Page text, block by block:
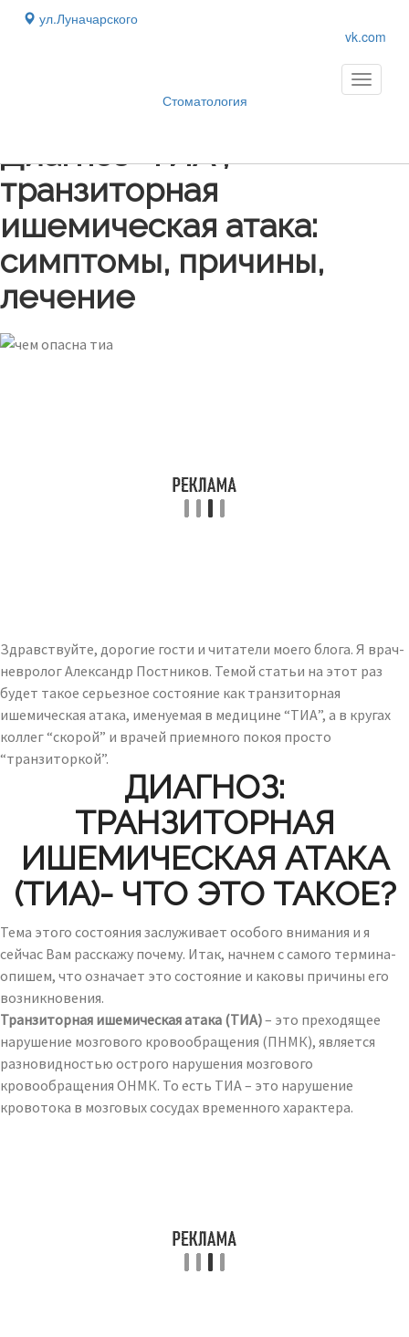
ул.Луначарского
vk.com
Стоматология
Toggle
Диагноз “ТИА”,
транзиторная
ишемическая атака:
симптомы, причины,
лечение
Здравствуйте, дорогие гости и читатели моего блога. Я врач-
невролог Александр Постников. Темой статьи на этот раз
будет такое серьезное состояние как транзиторная
ишемическая атака, именуемая в медицине “ТИА”, а в кругах
коллег “скорой” и врачей приемного покоя просто
“транзиторкой”.
ДИАГНОЗ:
ТРАНЗИТОРНАЯ
ИШЕМИЧЕСКАЯ АТАКА
(ТИА)- ЧТО ЭТО ТАКОЕ?
Тема этого состояния заслуживает особого внимания и я
сейчас Вам расскажу почему. Итак, начнем с самого термина-
опишем, что означает это состояние и каковы причины его
возникновения.
Транзиторная ишемическая атака (ТИА)– это преходящее
нарушение мозгового кровообращения (ПНМК), является
разновидностью острого нарушения мозгового
кровообращения ОНМК. То есть ТИА – это нарушение
кровотока в мозговых сосудах временного характера.